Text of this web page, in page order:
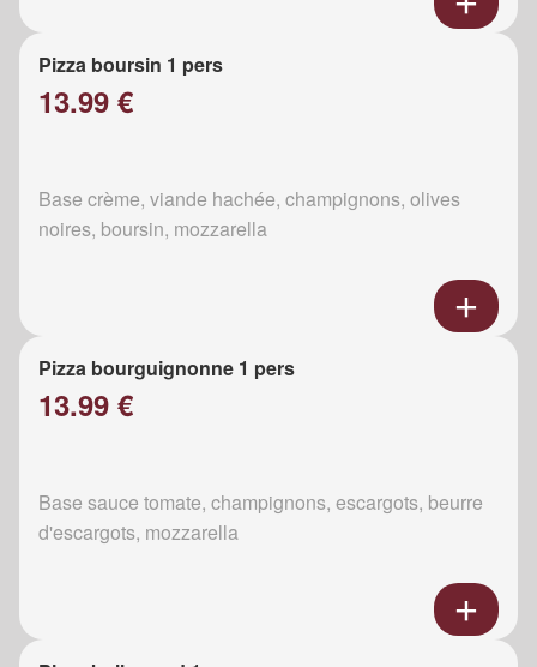
Pizza boursin 1 pers
13.99 €
Base crème, viande hachée, champignons, olives
noires, boursin, mozzarella
Pizza bourguignonne 1 pers
13.99 €
Base sauce tomate, champignons, escargots, beurre
d'escargots, mozzarella